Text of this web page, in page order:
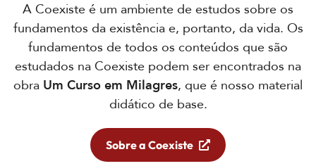
A Coexiste é um ambiente de estudos sobre os
fundamentos da existência e, portanto, da vida. Os
fundamentos de todos os conteúdos que são
estudados na Coexiste podem ser encontrados na
obra Um Curso em Milagres, que é nosso material
didático de base.
Sobre a Coexiste